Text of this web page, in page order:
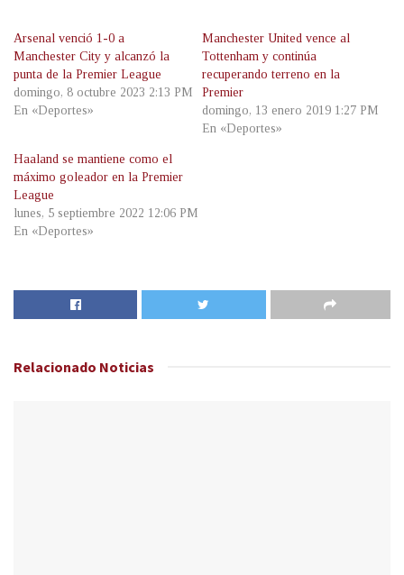
Arsenal venció 1-0 a
Manchester City y alcanzó la
punta de la Premier League
domingo, 8 octubre 2023 2:13 PM
En «Deportes»
Manchester United vence al
Tottenham y continúa
recuperando terreno en la
Premier
domingo, 13 enero 2019 1:27 PM
En «Deportes»
Haaland se mantiene como el
máximo goleador en la Premier
League
lunes, 5 septiembre 2022 12:06 PM
En «Deportes»
Relacionado Noticias